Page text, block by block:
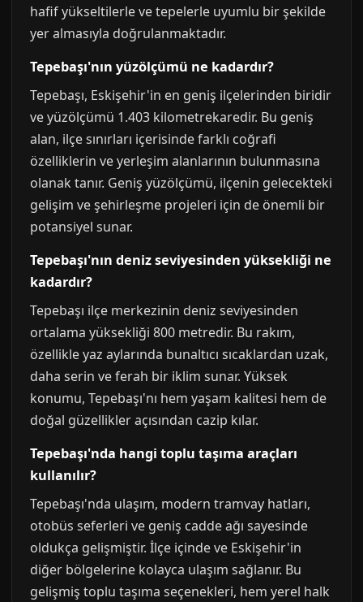
hafif yükseltilerle ve tepelerle uyumlu bir şekilde
yer almasıyla doğrulanmaktadır.
Tepebaşı'nın yüzölçümü ne kadardır?
Tepebaşı, Eskişehir'in en geniş ilçelerinden biridir
ve yüzölçümü 1.403 kilometrekaredir. Bu geniş
alan, ilçe sınırları içerisinde farklı coğrafi
özelliklerin ve yerleşim alanlarının bulunmasına
olanak tanır. Geniş yüzölçümü, ilçenin gelecekteki
gelişim ve şehirleşme projeleri için de önemli bir
potansiyel sunar.
Tepebaşı'nın deniz seviyesinden yüksekliği ne
kadardır?
Tepebaşı ilçe merkezinin deniz seviyesinden
ortalama yüksekliği 800 metredir. Bu rakım,
özellikle yaz aylarında bunaltıcı sıcaklardan uzak,
daha serin ve ferah bir iklim sunar. Yüksek
konumu, Tepebaşı'nı hem yaşam kalitesi hem de
doğal güzellikler açısından cazip kılar.
Tepebaşı'nda hangi toplu taşıma araçları
kullanılır?
Tepebaşı'nda ulaşım, modern tramvay hatları,
otobüs seferleri ve geniş cadde ağı sayesinde
oldukça gelişmiştir. İlçe içinde ve Eskişehir'in
diğer bölgelerine kolayca ulaşım sağlanır. Bu
gelişmiş toplu taşıma seçenekleri, hem yerel halk